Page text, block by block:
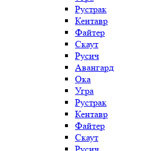
Рустрак
Кентавр
Файтер
Скаут
Русич
Авангард
Ока
Угра
Рустрак
Кентавр
Файтер
Скаут